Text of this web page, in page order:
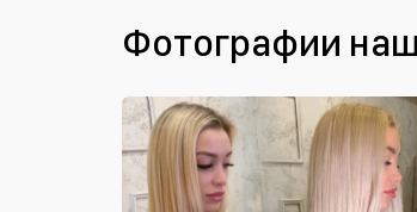
Фотографии